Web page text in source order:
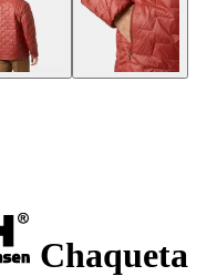
Chaqueta